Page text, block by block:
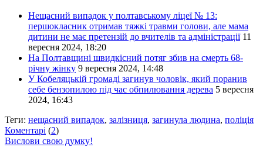
Нещасний випадок у полтавському ліцеї № 13:
першокласник отримав тяжкі травми голови, але мама
дитини не має претензій до вчителів та адміністрації 11
вересня 2024, 18:20
На Полтавщині швидкісний потяг збив на смерть 68-
річну жінку 9 вересня 2024, 14:48
У Кобеляцькій громаді загинув чоловік, який поранив
себе бензопилою під час обпилювання дерева 5 вересня
2024, 16:43
Теги: нещасний випадок, залізниця, загинула людина, поліція
Коментарі (2)
Вислови свою думку!